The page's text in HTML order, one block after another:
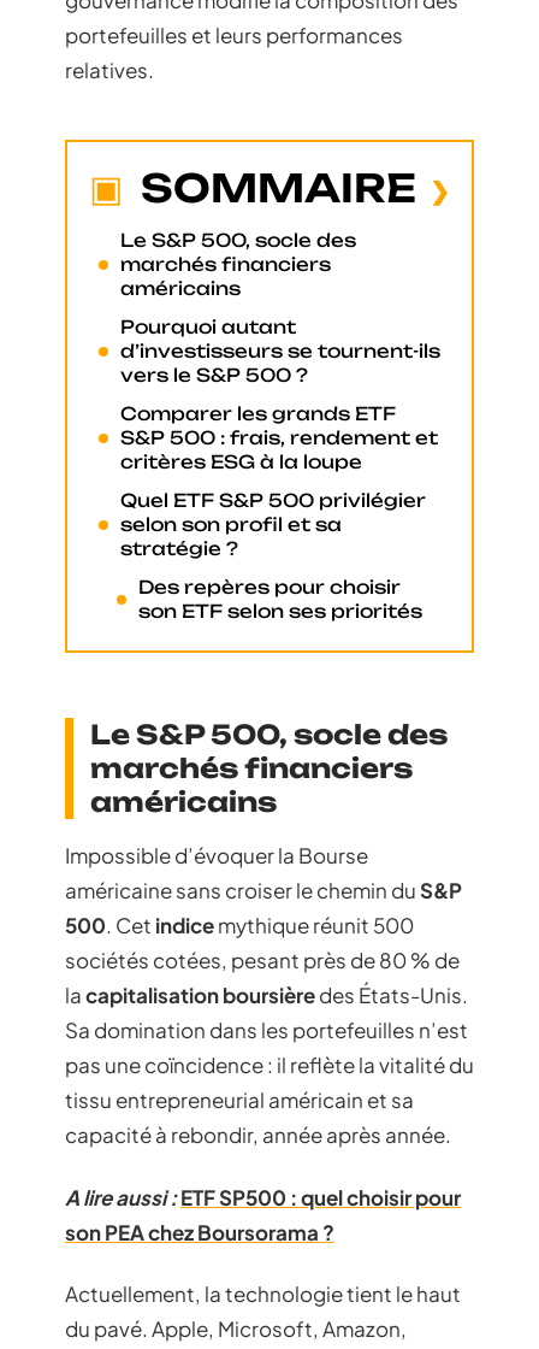
portefeuilles et leurs performances
relatives.
SOMMAIRE
Le S&P 500, socle des
marchés financiers
américains
Pourquoi autant
d’investisseurs se tournent-ils
vers le S&P 500 ?
Comparer les grands ETF
S&P 500 : frais, rendement et
critères ESG à la loupe
Quel ETF S&P 500 privilégier
selon son profil et sa
stratégie ?
Des repères pour choisir
son ETF selon ses priorités
Le S&P 500, socle des
marchés financiers
américains
Impossible d’évoquer la Bourse
américaine sans croiser le chemin du S&P
500. Cet indicemythique réunit 500
sociétés cotées, pesant près de 80 % de
lacapitalisation boursièredes États-Unis.
Sa domination dans les portefeuilles n’est
pas une coïncidence : il reflète la vitalité du
tissu entrepreneurial américain et sa
capacité à rebondir, année après année.
A lire aussi :ETF SP500 : quel choisir pour
son PEA chez Boursorama ?
Actuellement, la technologie tient le haut
du pavé. Apple, Microsoft, Amazon,